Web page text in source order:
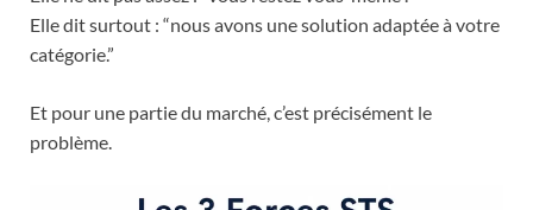
Elle dit surtout : “nous avons une solution adaptée à votre
catégorie.”
Et pour une partie du marché, c’est précisément le
problème.